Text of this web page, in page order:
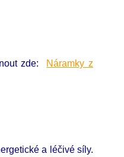
zde: Náramky z
a léčivé síly.